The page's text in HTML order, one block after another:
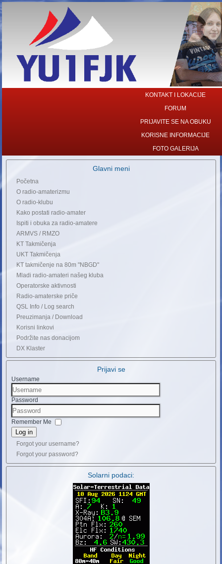
KONTAKT I LOKACIJE
FORUM
PRIJAVITE SE NA OBUKU
KORISNE INFORMACIJE
FOTO GALERIJA
Glavni meni
Početna
O radio-amaterizmu
O radio-klubu
Kako postati radio-amater
Ispiti i obuka za radio-amatere
ARMVS / RMZO
KT Takmičenja
UKT Takmičenja
KT takmičenje na 80m "NBGD"
Mladi radio-amateri našeg kluba
Operatorske aktivnosti
Radio-amaterske priče
QSL Info / Log search
Preuzimanja / Download
Korisni linkovi
Podržite nas donacijom
DX Klaster
Prijavi se
Username
Password
Remember Me
Log in
Forgot your username?
Forgot your password?
Solarni podaci: